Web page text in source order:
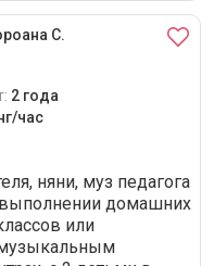
С.
2 года
час
няни, муз педагога
домашних
или